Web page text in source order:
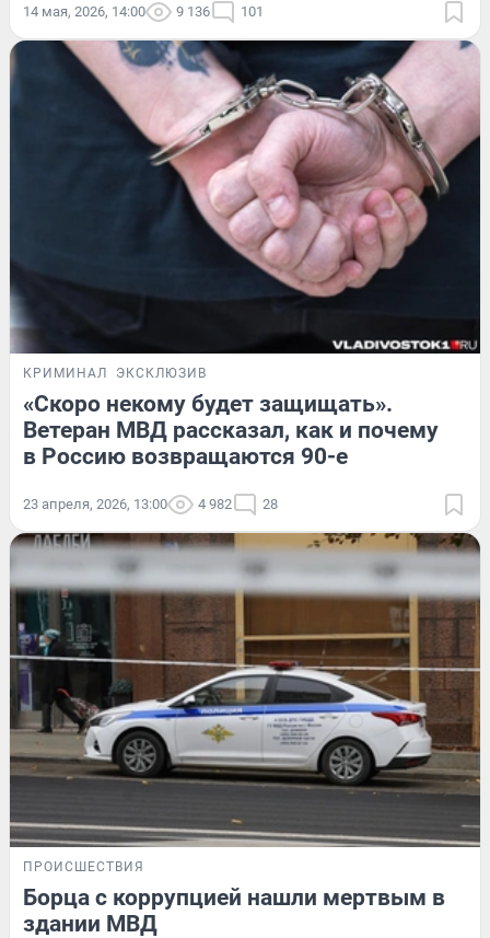
14 мая, 2026, 14:00 9 136 101
КРИМИНАЛ ЭКСКЛЮЗИВ
«Скоро некому будет защищать».
Ветеран МВД рассказал, как и почему
в Россию возвращаются 90-е
23 апреля, 2026, 13:00 4 982 28
ПРОИСШЕСТВИЯ
Борца с коррупцией нашли мертвым в
здании МВД